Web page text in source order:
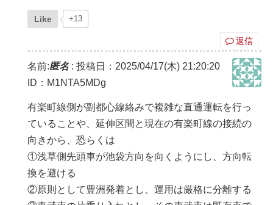
Like +13
返信
名前:匿名: 投稿日：2025/04/17(木) 21:20:20
ID：M1NTA5MDg
有楽町線側が副都心線絡みで複雑な直通運転を行っ
ていることや、延伸区間と現在の有楽町線の接続の
向きから、恐らくは
①浅草側先頭車が池袋方向を向くようにし、方向転
換を避ける
②原則として豊洲発着とし、運用は厳格に分離する